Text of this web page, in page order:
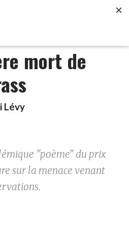
mort de
Lévy
"poème" du prix
sur la menace venant